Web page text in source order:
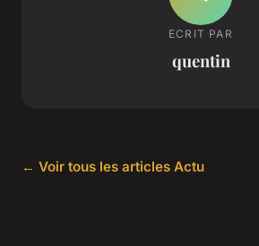
ECRIT PAR
quentin
← Voir tous les articles Actu